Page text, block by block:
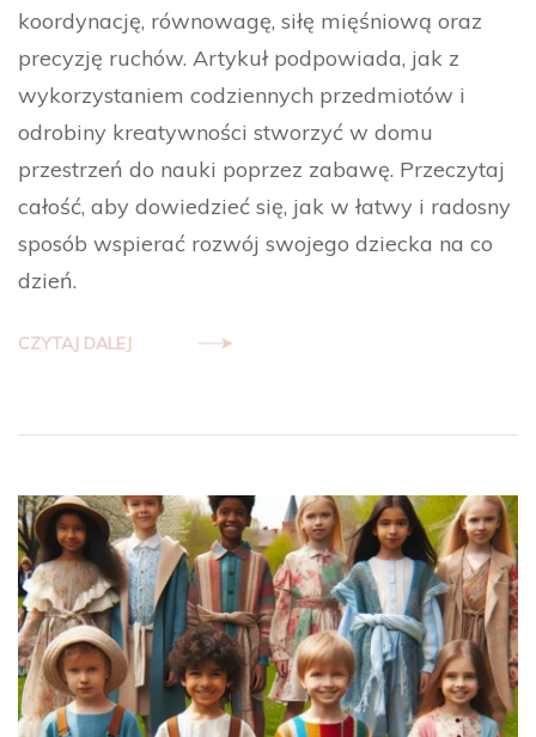
koordynację, równowagę, siłę mięśniową oraz
precyzję ruchów. Artykuł podpowiada, jak z
wykorzystaniem codziennych przedmiotów i
odrobiny kreatywności stworzyć w domu
przestrzeń do nauki poprzez zabawę. Przeczytaj
całość, aby dowiedzieć się, jak w łatwy i radosny
sposób wspierać rozwój swojego dziecka na co
dzień.
CZYTAJ DALEJ